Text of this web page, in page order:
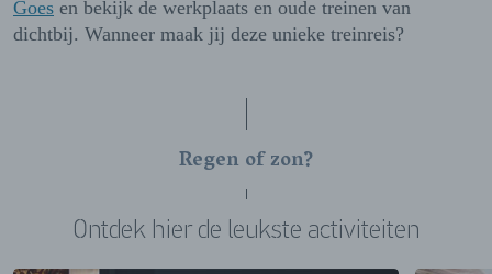
Goes en bekijk de werkplaats en oude treinen van
dichtbij. Wanneer maak jij deze unieke treinreis?
Regen of zon?
Ontdek hier de leukste activiteiten